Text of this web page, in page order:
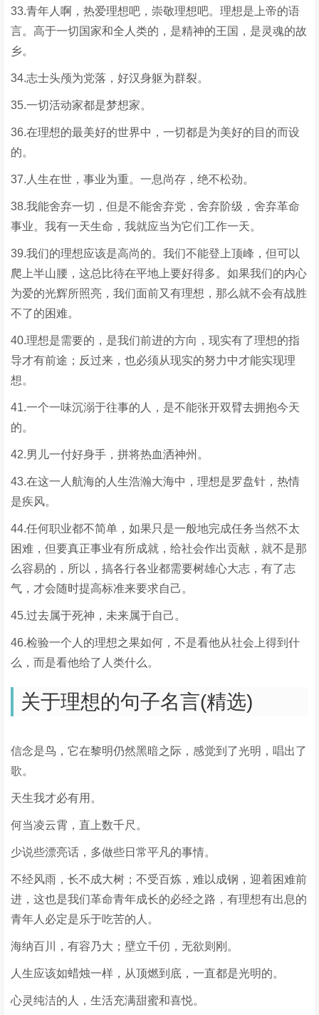
33.青年人啊，热爱理想吧，崇敬理想吧。理想是上帝的语
言。高于一切国家和全人类的，是精神的王国，是灵魂的故
乡。
34.志士头颅为党落，好汉身躯为群裂。
35.一切活动家都是梦想家。
36.在理想的最美好的世界中，一切都是为美好的目的而设
的。
37.人生在世，事业为重。一息尚存，绝不松劲。
38.我能舍弃一切，但是不能舍弃党，舍弃阶级，舍弃革命
事业。我有一天生命，我就应当为它们工作一天。
39.我们的理想应该是高尚的。我们不能登上顶峰，但可以
爬上半山腰，这总比待在平地上要好得多。如果我们的内心
为爱的光辉所照亮，我们面前又有理想，那么就不会有战胜
不了的困难。
40.理想是需要的，是我们前进的方向，现实有了理想的指
导才有前途；反过来，也必须从现实的努力中才能实现理
想。
41.一个一味沉溺于往事的人，是不能张开双臂去拥抱今天
的。
42.男儿一付好身手，拼将热血洒神州。
43.在这一人航海的人生浩瀚大海中，理想是罗盘针，热情
是疾风。
44.任何职业都不简单，如果只是一般地完成任务当然不太
困难，但要真正事业有所成就，给社会作出贡献，就不是那
么容易的，所以，搞各行各业都需要树雄心大志，有了志
气，才会随时提高标准来要求自己。
45.过去属于死神，未来属于自己。
46.检验一个人的理想之果如何，不是看他从社会上得到什
么，而是看他给了人类什么。
关于理想的句子名言(精选)
信念是鸟，它在黎明仍然黑暗之际，感觉到了光明，唱出了
歌。
天生我才必有用。
何当凌云霄，直上数千尺。
少说些漂亮话，多做些日常平凡的事情。
不经风雨，长不成大树；不受百炼，难以成钢，迎着困难前
进，这也是我们革命青年成长的必经之路，有理想有出息的
青年人必定是乐于吃苦的人。
海纳百川，有容乃大；壁立千仞，无欲则刚。
人生应该如蜡烛一样，从顶燃到底，一直都是光明的。
心灵纯洁的人，生活充满甜蜜和喜悦。